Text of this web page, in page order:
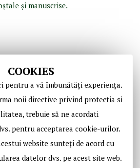
COOKIES
pentru a vă îmbunătăți experiența.
noii directive privind protectia si
trebuie să ne acordati
pentru acceptarea cookie-urilor.
website sunteți de acord cu
datelor dvs. pe acest site web.
şi manuscrise.
Casa de Licitaţii Historic SRL
Media Historic